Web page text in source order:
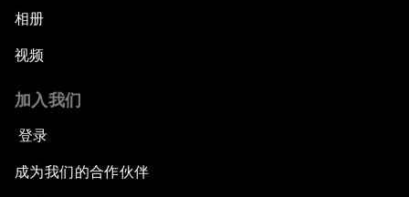
相册
视频
加入我们
登录
成为我们的合作伙伴